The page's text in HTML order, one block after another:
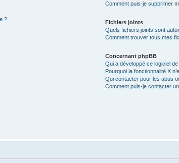
?
Comment puis-je supprimer
Fichiers joints
Quels fichiers joints sont
Comment trouver tous mes
Concernant phpBB
Qui a développé ce logiciel
Pourquoi la fonctionnalité X
Qui contacter pour les abus
Comment puis-je contacter